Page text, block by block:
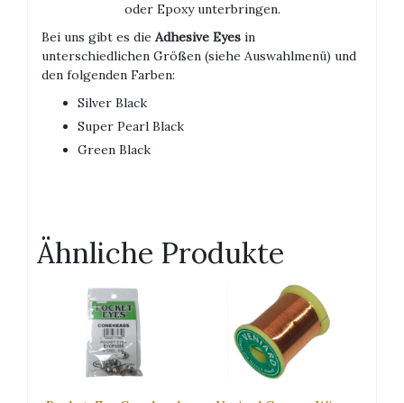
oder Epoxy unterbringen.
Bei uns gibt es die Adhesive Eyes in
unterschiedlichen Größen (siehe Auswahlmenü) und
den folgenden Farben:
Silver Black
Super Pearl Black
Green Black
Ähnliche Produkte